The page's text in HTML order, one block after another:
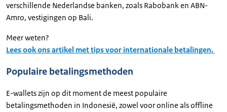
verschillende Nederlandse banken, zoals Rabobank en ABN-
Amro, vestigingen op Bali.
Meer weten?
Lees ook ons artikel met tips voor internationale betalingen.
Populaire betalingsmethoden
E-wallets zijn op dit moment de meest populaire
betalingsmethoden in Indonesië, zowel voor online als offline